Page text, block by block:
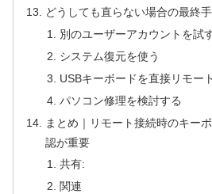
どうしても直らない場合の最終
別のユーザーアカウントを試
システム復元を使う
USBキーボードを直接リモー
パソコン修理を検討する
まとめ｜リモート接続時のキー
認が重要
共有:
関連